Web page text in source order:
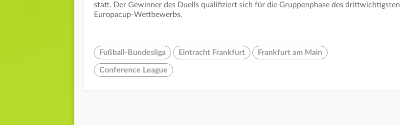
statt. Der Gewinner des Duells qualifiziert sich für die Gruppenphase des drittwichtigsten
Europacup-Wettbewerbs.
Fußball-Bundesliga Eintracht Frankfurt Frankfurt am Main
Conference League